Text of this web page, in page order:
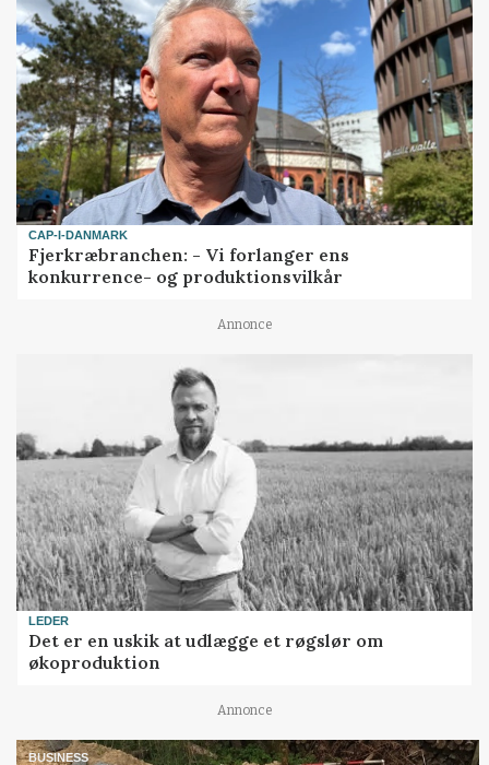
CAP-I-DANMARK
Fjerkræbranchen: - Vi forlanger ens
konkurrence- og produktionsvilkår
Annonce
LEDER
Det er en uskik at udlægge et røgslør om
økoproduktion
Annonce
BUSINESS